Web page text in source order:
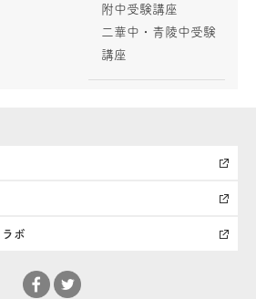
附中受験講座
二華中・青陵中受験
講座
ボ